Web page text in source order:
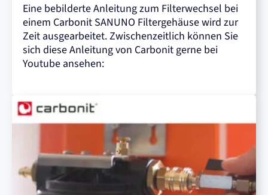
Eine bebilderte Anleitung zum Filterwechsel bei
einem Carbonit SANUNO Filtergehäuse wird zur
Zeit ausgearbeitet. Zwischenzeitlich können Sie
sich diese Anleitung von Carbonit gerne bei
Youtube ansehen: